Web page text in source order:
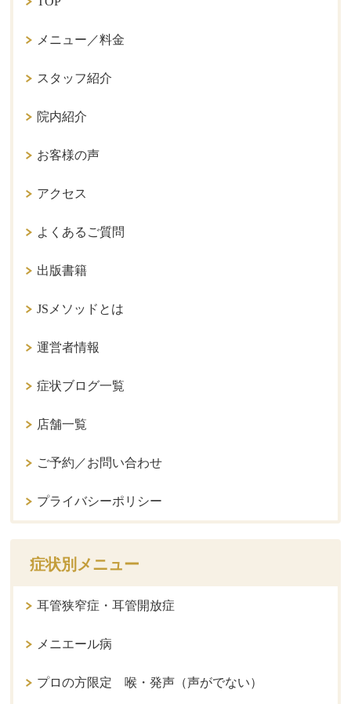
メニュー／料金
スタッフ紹介
院内紹介
お客様の声
アクセス
よくあるご質問
出版書籍
JSメソッドとは
運営者情報
症状ブログ一覧
店舗一覧
ご予約／お問い合わせ
プライバシーポリシー
症状別メニュー
耳管狭窄症・耳管開放症
メニエール病
プロの方限定 喉・発声（声がでない）